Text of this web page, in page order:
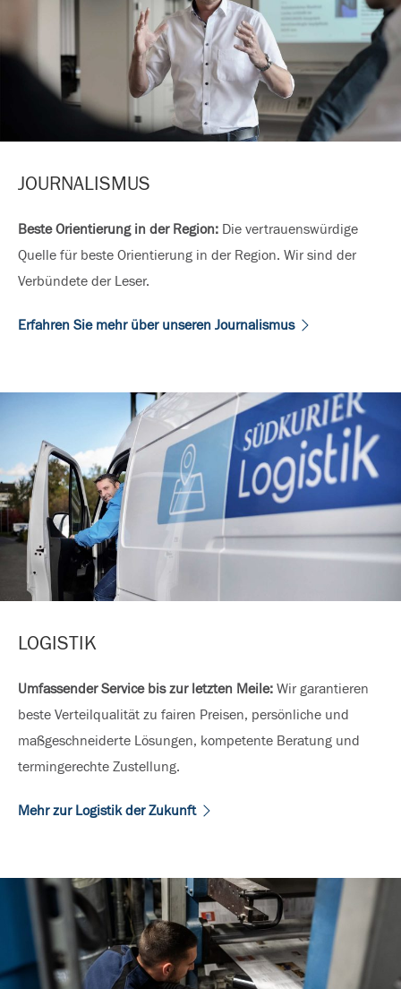
JOURNALISMUS
Beste Orientierung in der Region: Die vertrauenswürdige
Quelle für beste Orientierung in der Region. Wir sind der
Verbündete der Leser.
Erfahren Sie mehr über unseren Journalismus
LOGISTIK
Umfassender Service bis zur letzten Meile: Wir garantieren
beste Verteilqualität zu fairen Preisen, persönliche und
maßgeschneiderte Lösungen, kompetente Beratung und
termingerechte Zustellung.
Mehr zur Logistik der Zukunft